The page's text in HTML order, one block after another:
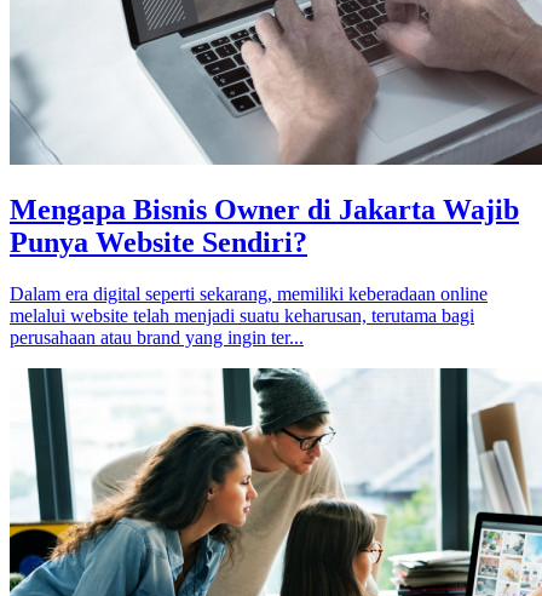
Mengapa Bisnis Owner di Jakarta Wajib
Punya Website Sendiri?
Dalam era digital seperti sekarang, memiliki keberadaan online
melalui website telah menjadi suatu keharusan, terutama bagi
perusahaan atau brand yang ingin ter...